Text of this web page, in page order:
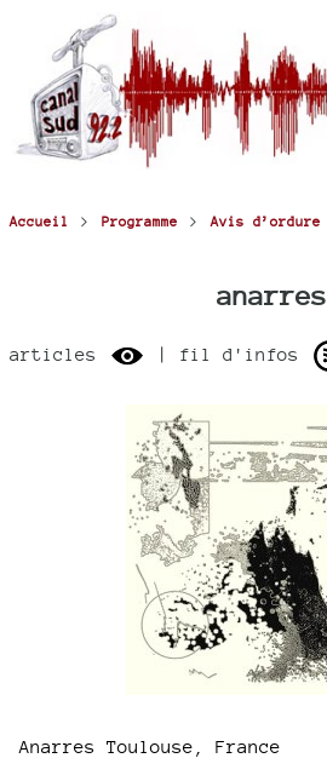
Accueil > Programme > Avis d’ordure
anarres
articles | fil d'infos
Anarres Toulouse, France